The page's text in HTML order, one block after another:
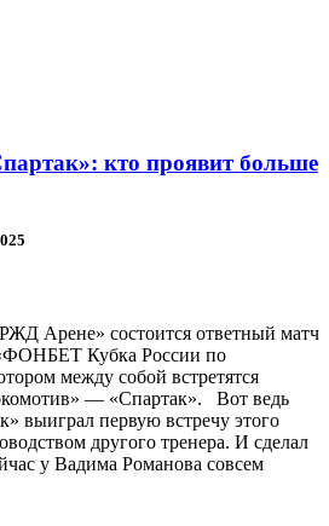
кто проявит больше
Арене» состоится ответный матч
Кубка России по
между собой встретятся
— «Спартак». Вот ведь
выиграл первую встречу этого
другого тренера. И сделал
у Вадима Романова совсем